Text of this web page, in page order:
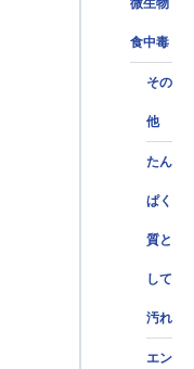
微生物
食中毒
その
他
たん
ぱく
質と
して
汚れ
エン